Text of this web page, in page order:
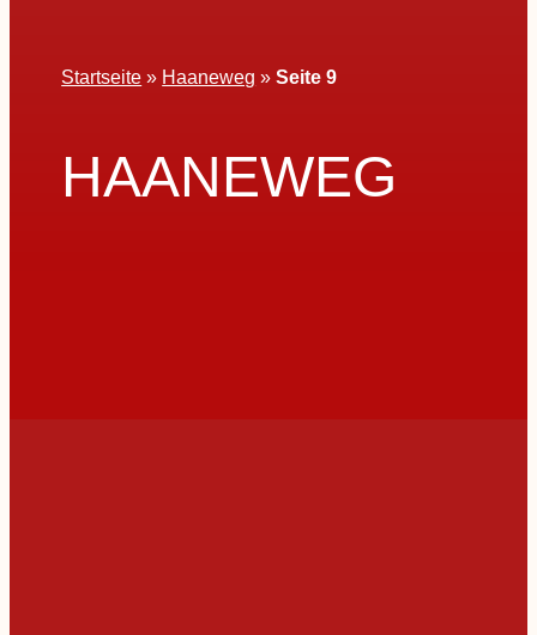
Startseite » Haaneweg »Seite 9
HAANEWEG